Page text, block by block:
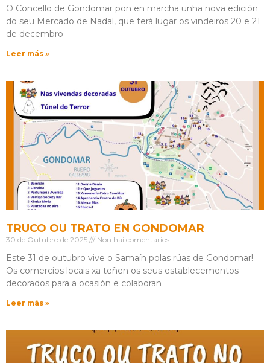
O Concello de Gondomar pon en marcha unha nova edición
do seu Mercado de Nadal, que terá lugar os vindeiros 20 e 21
de decembro
Leer más »
TRUCO OU TRATO EN GONDOMAR
30 de Outubro de 2025 Non hai comentarios
Este 31 de outubro vive o Samaín polas rúas de Gondomar!
Os comercios locais xa teñen os seus establecementos
decorados para a ocasión e colaboran
Leer más »